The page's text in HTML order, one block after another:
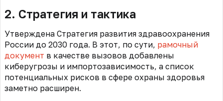
2. Стратегия и тактика
Утверждена Стратегия развития здравоохранения
России до 2030 года. В этот, по сути, рамочный
документ в качестве вызовов добавлены
киберугрозы и импортозависимость, а список
потенциальных рисков в сфере охраны здоровья
заметно расширен.